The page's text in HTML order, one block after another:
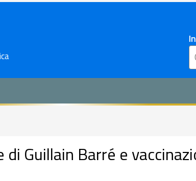
di Guillain Barré e